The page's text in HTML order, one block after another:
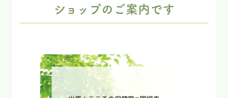
ショップのご案内です